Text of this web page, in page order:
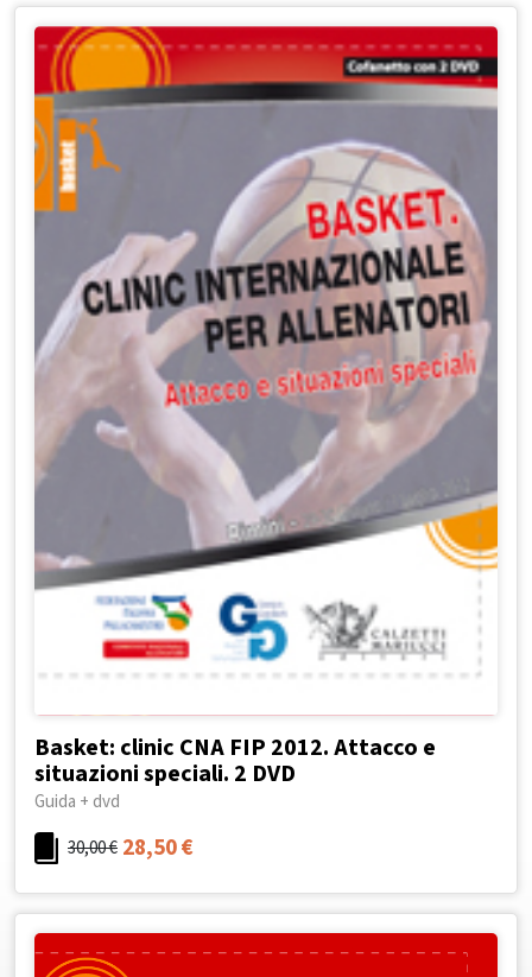
Basket: clinic CNA FIP 2012. Attacco e
situazioni speciali. 2 DVD
Guida + dvd
30,00€ 28,50€